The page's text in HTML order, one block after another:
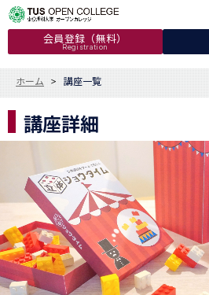
会員登録（無料）
Registration
ホーム 講座一覧
講座詳細